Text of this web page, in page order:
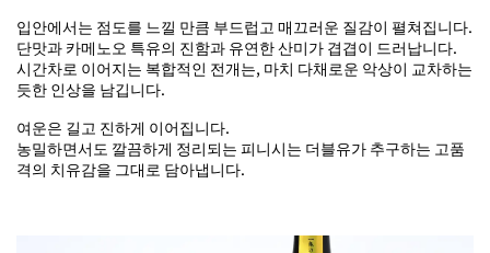
입안에서는 점도를 느낄 만큼 부드럽고 매끄러운 질감이 펼쳐집니다.
단맛과 카메노오 특유의 진함과 유연한 산미가 겹겹이 드러납니다.
시간차로 이어지는 복합적인 전개는, 마치 다채로운 악상이 교차하는
듯한 인상을 남깁니다.
여운은 길고 진하게 이어집니다.
농밀하면서도 깔끔하게 정리되는 피니시는 더블유가 추구하는 고품
격의 치유감을 그대로 담아냅니다.